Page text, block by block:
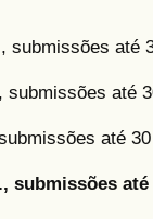
submissões até
até
até
submissões